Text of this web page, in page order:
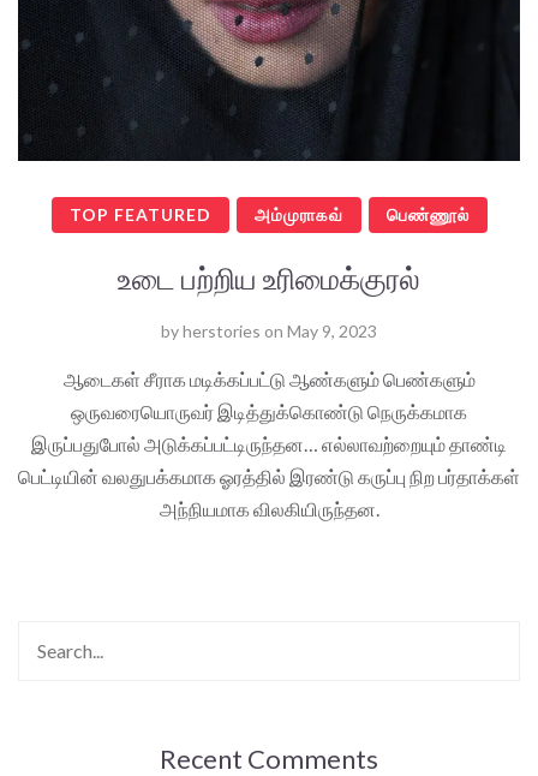
TOP FEATURED அம்முராகவ் பெண்ணூல்
உடை பற்றிய உரிமைக்குரல்
byherstories on May 9, 2023
ஆடைகள் சீராக மடிக்கப்பட்டு ஆண்களும் பெண்களும்
ஒருவரையொருவர் இடித்துக்கொண்டு நெருக்கமாக
இருப்பதுபோல் அடுக்கப்பட்டிருந்தன… எல்லாவற்றையும் தாண்டி
பெட்டியின் வலதுபக்கமாக ஓரத்தில் இரண்டு கருப்பு நிற பர்தாக்கள்
அந்நியமாக விலகியிருந்தன.
Recent Comments